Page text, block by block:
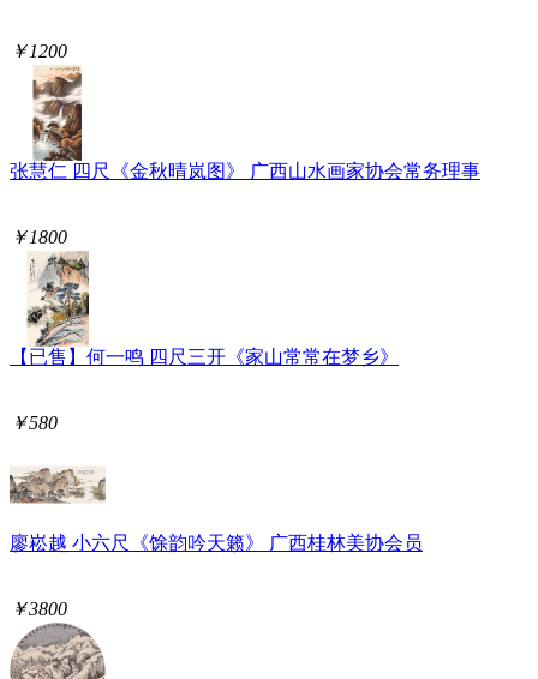
￥1200
张慧仁 四尺《金秋晴岚图》 广西山水画家协会常务理事
￥1800
【已售】何一鸣 四尺三开《家山常常在梦乡》
￥580
廖崧越 小六尺《馀韵吟天籁》 广西桂林美协会员
￥3800